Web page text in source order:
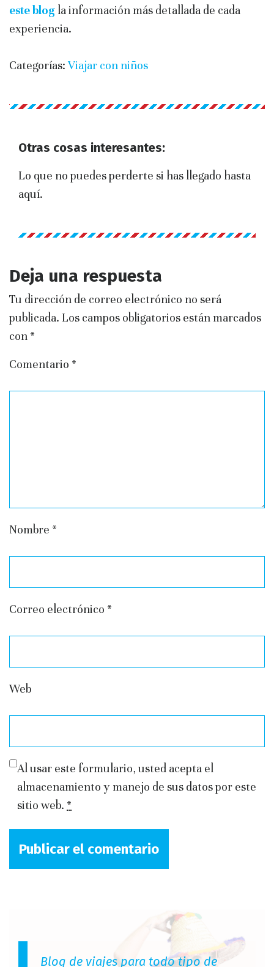
este blog la información más detallada de cada
experiencia.
Categorías: Viajar con niños
Otras cosas interesantes:
Lo que no puedes perderte si has llegado hasta
aquí.
Deja una respuesta
Tu dirección de correo electrónico no será
publicada. Los campos obligatorios están marcados
con *
Comentario *
Nombre *
Correo electrónico *
Web
Al usar este formulario, usted acepta el
almacenamiento y manejo de sus datos por este
sitio web. *
Blog de viajes para todo tipo de